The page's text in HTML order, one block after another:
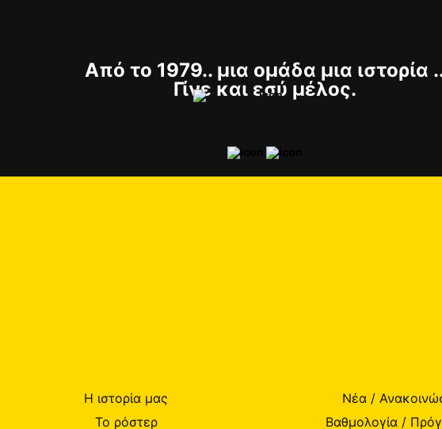
Από το 1979.. μια ομάδα μια ιστορία
Γίνε και εσύ μέλος.
Η ιστορία μας
Το ρόστερ
Νέα /
Βαθμολογία /